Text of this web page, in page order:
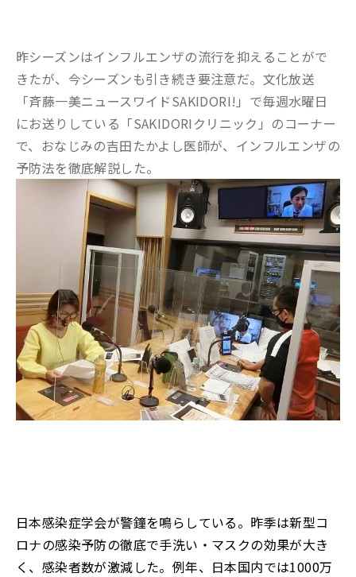
昨シーズンはインフルエンザの流行を抑えることがで
きたが、今シーズンも引き続き要注意だ。文化放送
「斉藤一美ニュースワイドSAKIDORI!」で毎週水曜日
にお送りしている「SAKIDORIクリニック」のコーナー
で、おなじみの吉田たかよし医師が、インフルエンザの
予防法を徹底解説した。
日本感染症学会が警鐘を鳴らしている。昨季は新型コ
ロナの感染予防の徹底で手洗い・マスクの効果が大き
く、感染者数が激減した。例年、日本国内では1000万